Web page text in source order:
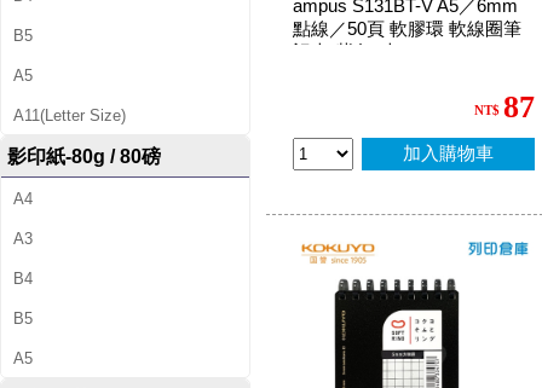
B5
A5
A11(Letter Size)
影印紙-80g / 80磅
A4
A3
B4
B5
A5
ampus S131BT-V A5／6mm
點線／50頁 軟膠環 軟線圈筆
記本-紫色1本
NT$ 87
加入購物車